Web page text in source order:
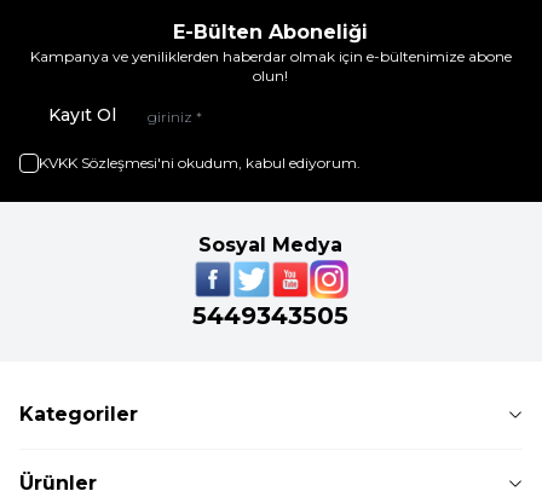
E-Bülten Aboneliği
Kampanya ve yeniliklerden haberdar olmak için e-bültenimize abone
olun!
Kayıt Ol
KVKK Sözleşmesi'ni okudum, kabul ediyorum.
Sosyal Medya
5449343505
Kategoriler
Ürünler